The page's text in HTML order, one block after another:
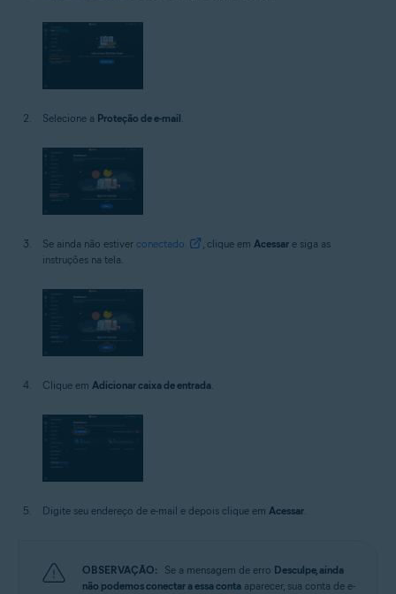
Selecione a Proteção de e-mail
Se ainda não estiver conectado , clique em Acessar e siga as
instruções na tela.
Clique em Adicionar caixa de entrada.
Digite seu endereço de e-mail e depois clique em Acessar.
OBSERVAÇÃO: Se a mensagem de erro Desculpe, ainda
não podemos conectar a essa conta aparecer, sua conta de e-